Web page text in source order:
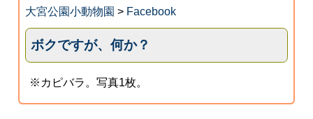
大宮公園小動物園 > Facebook
ボクですが、何か？
※カピバラ。写真1枚。